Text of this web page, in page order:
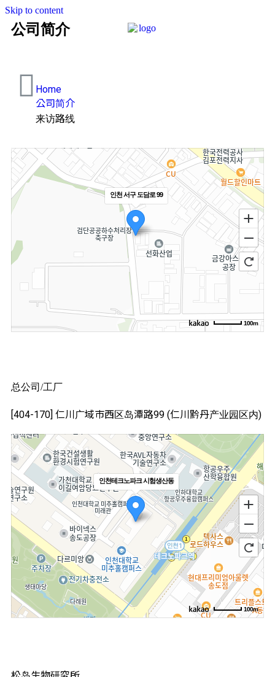
Skip to content
公司简介
Home
公司简介
来访路线
인천 서구 도담로 99
100m
总公司/工厂
[404-170] 仁川广域市西区岛潭路99 (仁川黔丹产业园区内)
인천테크노파크 시험생산동
100m